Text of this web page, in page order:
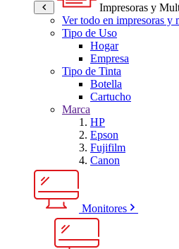
Impresoras y
Ver todo en impresoras y
Tipo de Uso
Hogar
Empresa
Tipo de Tinta
Botella
Cartucho
Marca
HP
Epson
Fujifilm
Canon
Monitores